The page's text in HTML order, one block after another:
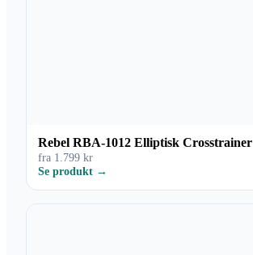
Rebel RBA-1012 Elliptisk Crosstrainer
fra 1.799 kr
Se produkt →